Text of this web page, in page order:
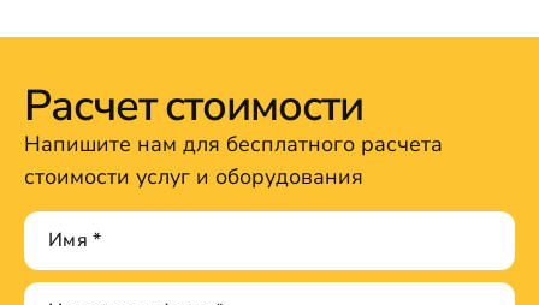
Расчет стоимости
Напишите нам для бесплатного расчета
стоимости услуг и оборудования